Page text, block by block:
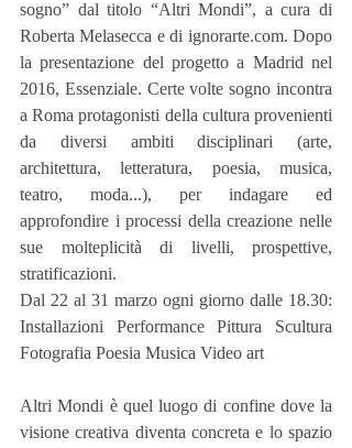
sogno” dal titolo “Altri Mondi”, a cura di
Roberta Melasecca e di ignorarte.com. Dopo
la presentazione del progetto a Madrid nel
2016, Essenziale. Certe volte sogno incontra
a Roma protagonisti della cultura provenienti
da diversi ambiti disciplinari (arte,
architettura, letteratura, poesia, musica,
teatro, moda...), per indagare ed
approfondire i processi della creazione nelle
sue molteplicità di livelli, prospettive,
stratificazioni.
Dal 22 al 31 marzo ogni giorno dalle 18.30:
Installazioni Performance Pittura Scultura
Fotografia Poesia Musica Video art
Altri Mondi è quel luogo di confine dove la
visione creativa diventa concreta e lo spazio